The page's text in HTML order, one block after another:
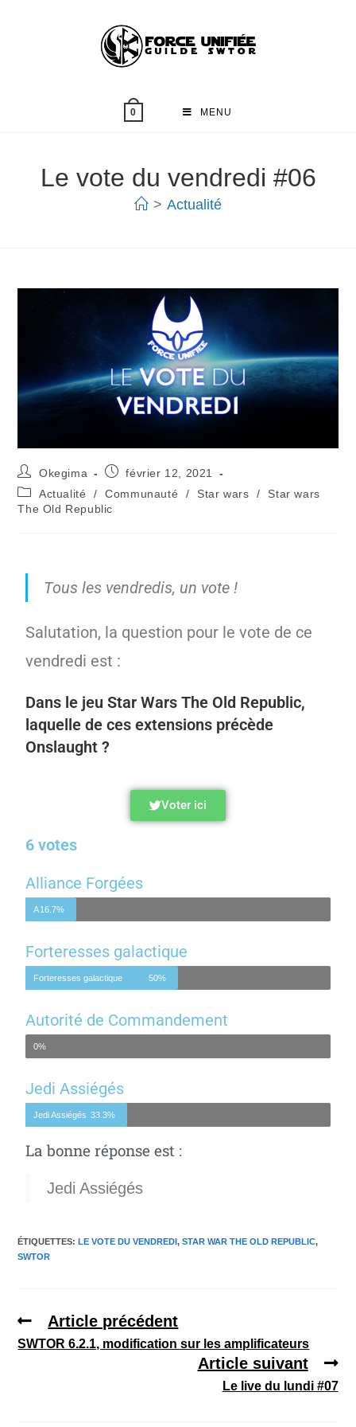
0 MENU
Le vote du vendredi #06
> Actualité
Okegima
février 12, 2021
Actualité
/ Communauté / Star wars /
Star wars
The Old Republic
Tous les vendredis, un vote !
Salutation, la question pour le vote de ce
vendredi est :
Dans le jeu Star Wars The Old Republic,
laquelle de ces extensions précède
Onslaught ?
Voter ici
6 votes
Alliance Forgées
Alliance Forgées
16.7%
Forteresses galactique
Forteresses galactique 50%
Autorité de Commandement
Autorité de Commandement
0%
Jedi Assiégés
Jedi Assiégés 33.3%
La bonne réponse est :
Jedi Assiégés
ÉTIQUETTES:LE VOTE DU VENDREDI, STAR WAR THE OLD REPUBLIC,
SWTOR
Article précédent
SWTOR 6.2.1, modification sur les amplificateurs
Article suivant
Le live du lundi #07